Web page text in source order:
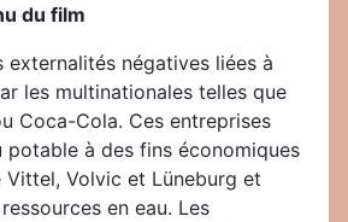
du film
négatives liées à
les multinationales telles que
Coca-Cola. Ces entreprises
potable à des fins économiques
Vittel, Volvic et Lüneburg et
en eau. Les